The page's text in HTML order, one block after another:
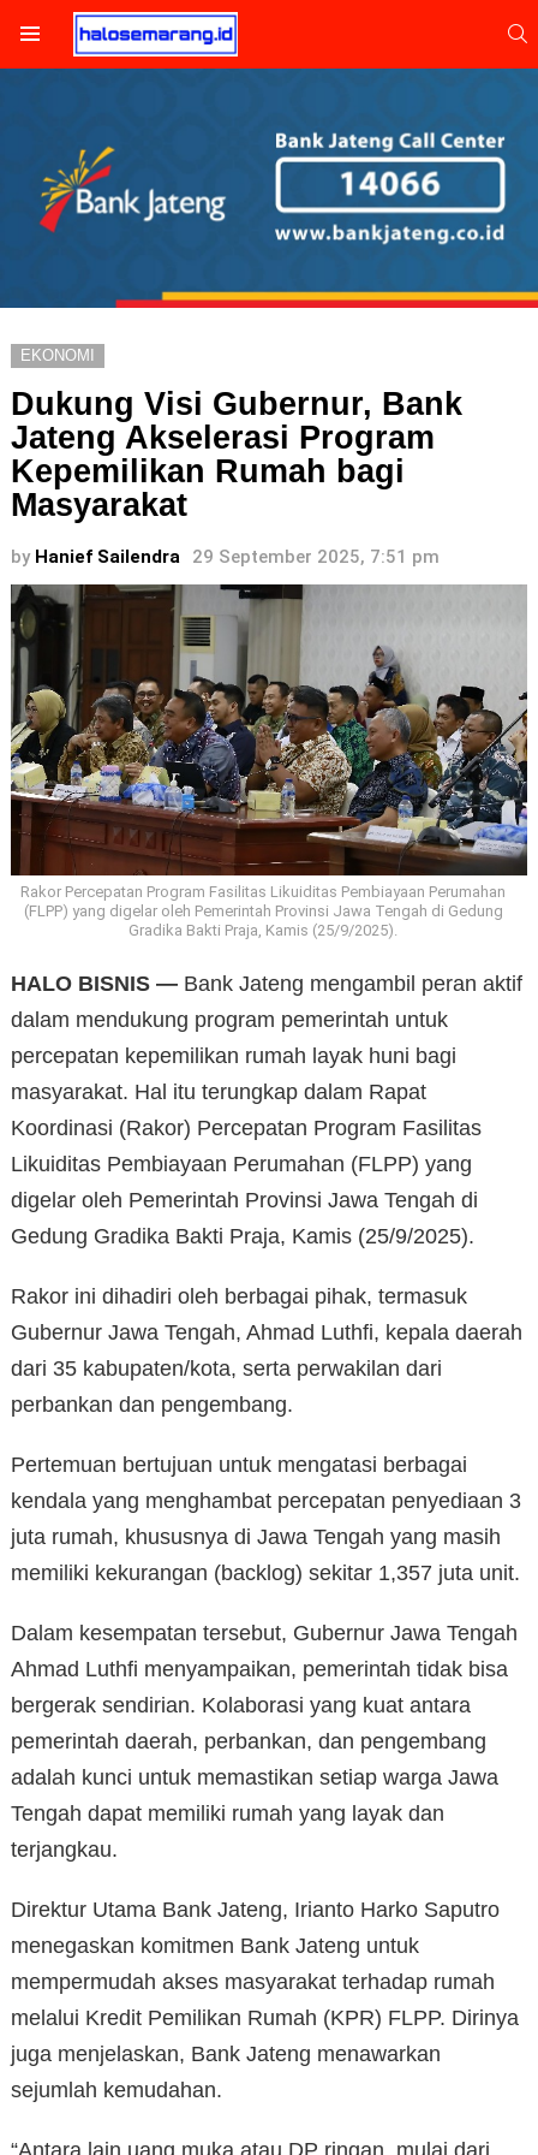
EKONOMI
Dukung Visi Gubernur, Bank
Jateng Akselerasi Program
Kepemilikan Rumah bagi
Masyarakat
by Hanief Sailendra 29 September 2025, 7:51 pm
Rakor Percepatan Program Fasilitas Likuiditas Pembiayaan Perumahan
(FLPP) yang digelar oleh Pemerintah Provinsi Jawa Tengah di Gedung
Gradika Bakti Praja, Kamis (25/9/2025).
HALO BISNIS — Bank Jateng mengambil peran aktif
dalam mendukung program pemerintah untuk
percepatan kepemilikan rumah layak huni bagi
masyarakat. Hal itu terungkap dalam Rapat
Koordinasi (Rakor) Percepatan Program Fasilitas
Likuiditas Pembiayaan Perumahan (FLPP) yang
digelar oleh Pemerintah Provinsi Jawa Tengah di
Gedung Gradika Bakti Praja, Kamis (25/9/2025).
Rakor ini dihadiri oleh berbagai pihak, termasuk
Gubernur Jawa Tengah, Ahmad Luthfi, kepala daerah
dari 35 kabupaten/kota, serta perwakilan dari
perbankan dan pengembang.
Pertemuan bertujuan untuk mengatasi berbagai
kendala yang menghambat percepatan penyediaan 3
juta rumah, khususnya di Jawa Tengah yang masih
memiliki kekurangan (backlog) sekitar 1,357 juta unit.
Dalam kesempatan tersebut, Gubernur Jawa Tengah
Ahmad Luthfi menyampaikan, pemerintah tidak bisa
bergerak sendirian. Kolaborasi yang kuat antara
pemerintah daerah, perbankan, dan pengembang
adalah kunci untuk memastikan setiap warga Jawa
Tengah dapat memiliki rumah yang layak dan
terjangkau.
Direktur Utama Bank Jateng, Irianto Harko Saputro
menegaskan komitmen Bank Jateng untuk
mempermudah akses masyarakat terhadap rumah
melalui Kredit Pemilikan Rumah (KPR) FLPP. Dirinya
juga menjelaskan, Bank Jateng menawarkan
sejumlah kemudahan.